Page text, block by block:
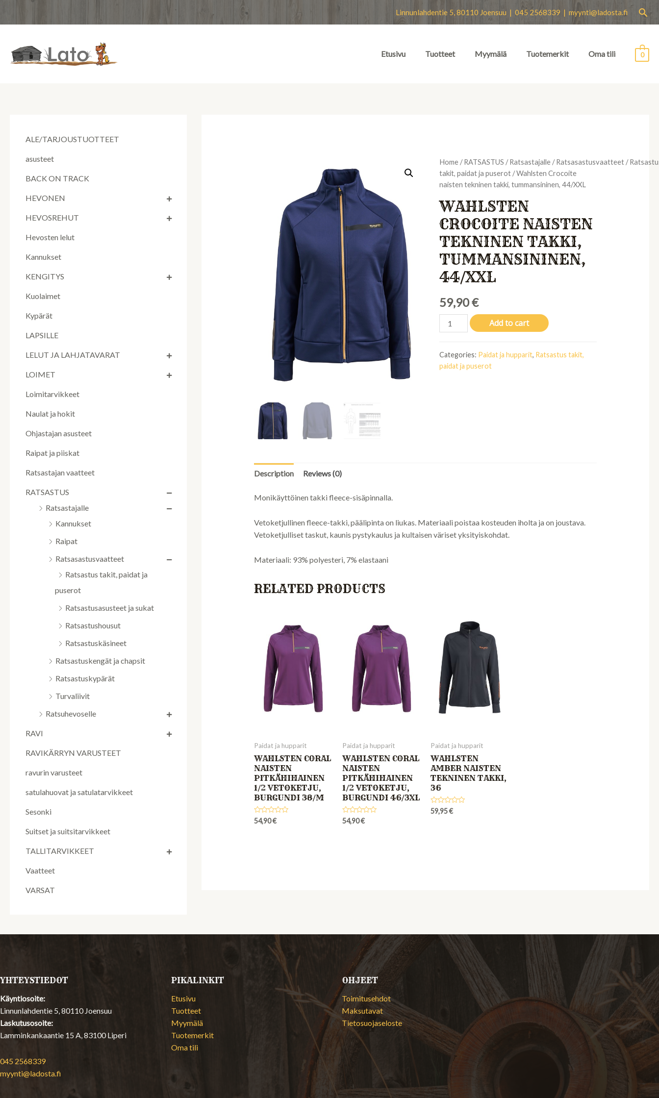
Linnunlahdentie 5, 80110 Joensuu | 045 2568339 | myynti@ladosta.fi Hae
Etusivu Tuotteet Myymälä Tuotemerkit Oma tili 0
ALE/TARJOUSTUOTTEET
asusteet
BACK ON TRACK
HEVONEN
HEVOSREHUT
Hevosten lelut
Kannukset
KENGITYS
Kuolaimet
Kypärät
LAPSILLE
LELUT JA LAHJATAVARAT
LOIMET
Loimitarvikkeet
Naulat ja hokit
Ohjastajan asusteet
Raipat ja piiskat
Ratsastajan vaatteet
RATSASTUS
Ratsastajalle
Kannukset
Raipat
Ratsasastusvaatteet
Ratsastus takit, paidat ja
puserot
Ratsastusasusteet ja sukat
Ratsastushousut
Ratsastuskäsineet
Ratsastuskengät ja chapsit
Ratsastuskypärät
Turvaliivit
Ratsuhevoselle
RAVI
RAVIKÄRRYN VARUSTEET
ravurin varusteet
satulahuovat ja satulatarvikkeet
Sesonki
Suitset ja suitsitarvikkeet
TALLITARVIKKEET
Vaatteet
VARSAT
Home/RATSASTUS /Ratsastajalle/Ratsasastusvaatteet/
takit, paidat ja puserot/ Wahlsten Crocoite
naisten tekninen takki, tummansininen, 44/XXL
WAHLSTEN
CROCOITE NAISTEN
TEKNINEN TAKKI,
TUMMANSININEN,
44/XXL
59,90€
Wahlsten
Crocoite
tekninen
takki,
Add to cart
Categories: Paidat ja hupparit, Ratsastus takit,
paidat ja puserot
Description Reviews (0)
Monikäyttöinen takki fleece-sisäpinnalla.
Vetoketjullinen fleece-takki, päälipinta on liukas. Materiaali poistaa kosteuden iholta ja on joustava.
Vetoketjulliset taskut, kaunis pystykaulus ja kultaisen väriset yksityiskohdat.
Materiaali: 93% polyesteri, 7% elastaani
RELATED PRODUCTS
Paidat ja hupparit
WAHLSTEN CORAL
NAISTEN
PITKÄHIHAINEN
1/2 VETOKETJU,
BURGUNDI 38/M
Rated
0
54,90€
Paidat ja hupparit
WAHLSTEN CORAL
NAISTEN
PITKÄHIHAINEN
1/2 VETOKETJU,
BURGUNDI 46/3XL
Rated
0
54,90€
Paidat ja hupparit
WAHLSTEN
AMBER NAISTEN
TEKNINEN TAKKI,
36
Rated
0
59,95€
YHTEYSTIEDOT
Käyntiosoite:
Linnunlahdentie 5, 80110 Joensuu
Laskutusosoite:
Lamminkankaantie 15 A, 83100 Liperi
045 2568339
myynti@ladosta.fi
PIKALINKIT
Etusivu
Tuotteet
Myymälä
Tuotemerkit
Oma tili
OHJEET
Toimitusehdot
Maksutavat
Tietosuojaseloste